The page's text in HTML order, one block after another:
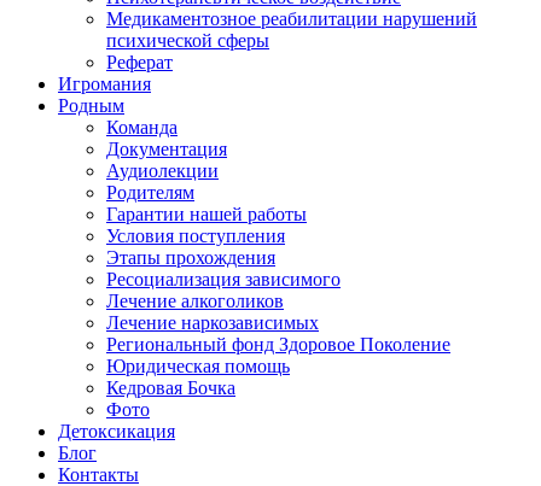
Медикаментозное реабилитации нарушений
психической сферы
Реферат
Игромания
Родным
Команда
Документация
Аудиолекции
Родителям
Гарантии нашей работы
Условия поступления
Этапы прохождения
Ресоциализация зависимого
Лечение алкоголиков
Лечение наркозависимых
Региональный фонд Здоровое Поколение
Юридическая помощь
Кедровая Бочка
Фото
Детоксикация
Блог
Контакты